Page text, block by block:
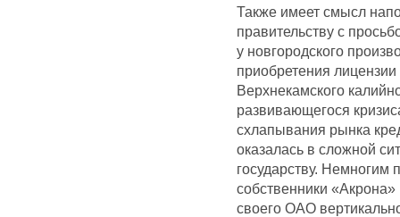
Также имеет смысл
правительству с
у новгородского
приобретения лицензии
Верхнекамского
развивающегося
схлапывания рынка
оказалась в сложной
государству.
собственники
своего ОАО